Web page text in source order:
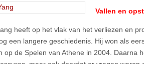
Vallen en
heeft op het vlak van het verliezen en
een langere geschiedenis. Hij won als
op de Spelen van Athene in 2004. Daarna